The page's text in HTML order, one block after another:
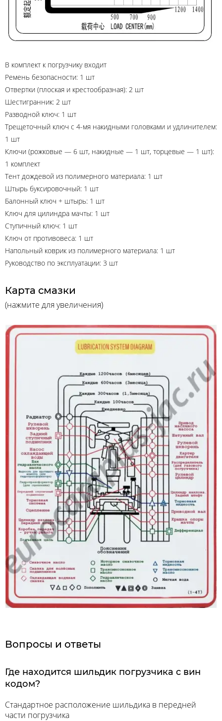
В комплект к погрузчику входит
Ремень безопасности: 1 шт
Отвертки (плоская и крестообразная): 2 шт
Шестигранник: 2 шт
Разводной ключ: 1 шт
Трещеточный ключ с 4-мя накидными головками и удлинителем:
1 шт
Ключи (рожковые — 6 шт, накидные — 1 шт, торцевые — 1 шт):
1 комплект
Тент дождевой из полимерного материала: 1 шт
Штырь буксировочный: 1 шт
Балонный ключ + штырь: 1 шт
Ключ для цилиндра мачты: 1 шт
Ступичный ключ: 1 шт
Ключ от противовеса: 1 шт
Напольный коврик из полимерного материала: 1 шт
Руководство по эксплуатации: 3 шт
Карта смазки
(нажмите для увеличения)
Вопросы и ответы
Где находится шильдик погрузчика с вин
кодом?
Стандартное расположение шильдика в передней
части погрузчика